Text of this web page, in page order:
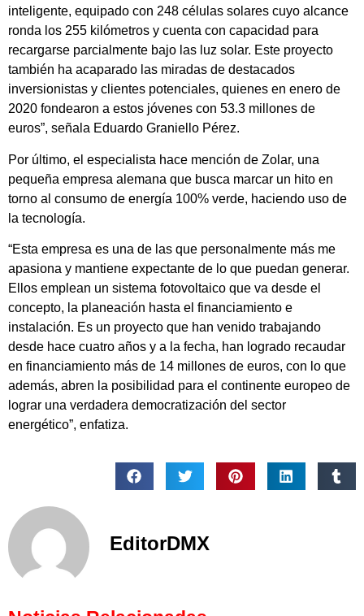
inteligente, equipado con 248 células solares cuyo alcance
ronda los 255 kilómetros y cuenta con capacidad para
recargarse parcialmente bajo las luz solar. Este proyecto
también ha acaparado las miradas de destacados
inversionistas y clientes potenciales, quienes en enero de
2020 fondearon a estos jóvenes con 53.3 millones de
euros”, señala Eduardo Graniello Pérez.
Por último, el especialista hace mención de Zolar, una
pequeña empresa alemana que busca marcar un hito en
torno al consumo de energía 100% verde, haciendo uso de
la tecnología.
“Esta empresa es una de las que personalmente más me
apasiona y mantiene expectante de lo que puedan generar.
Ellos emplean un sistema fotovoltaico que va desde el
concepto, la planeación hasta el financiamiento e
instalación. Es un proyecto que han venido trabajando
desde hace cuatro años y a la fecha, han logrado recaudar
en financiamiento más de 14 millones de euros, con lo que
además, abren la posibilidad para el continente europeo de
lograr una verdadera democratización del sector
energético”, enfatiza.
EditorDMX